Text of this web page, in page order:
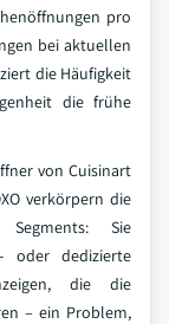
pro
bei aktuellen
die Häufigkeit
die frühe
von Cuisinart
verkörpern die
Segments: Sie
oder dedizierte
die die
– ein Problem,